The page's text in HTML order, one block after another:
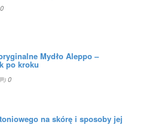
0
Mydło Aleppo –
po kroku
0
na skórę i sposoby jej